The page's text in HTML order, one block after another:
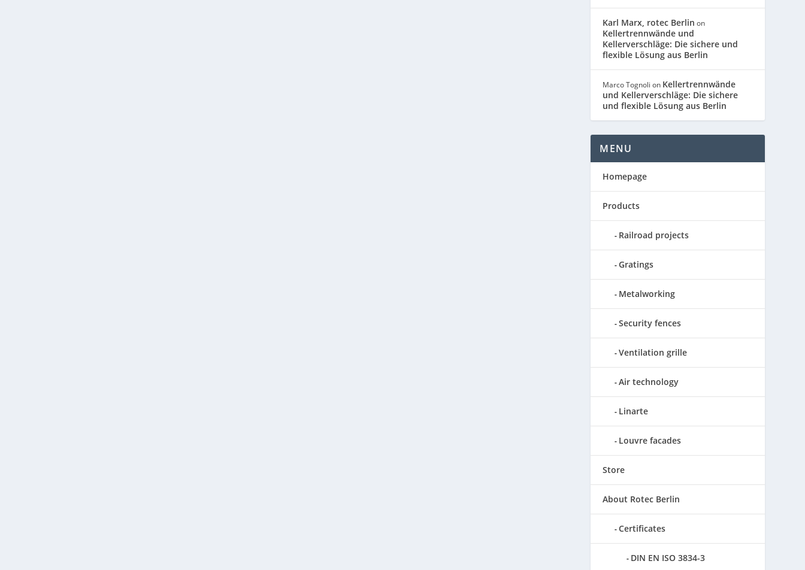
Karl Marx, rotec Berlin on
Kellertrennwände und
Kellerverschläge: Die sichere und
flexible Lösung aus Berlin
Marco Tognoli on Kellertrennwände
und Kellerverschläge: Die sichere
und flexible Lösung aus Berlin
MENU
Homepage
Products
Railroad projects
Gratings
Metalworking
Security fences
Ventilation grille
Air technology
Linarte
Louvre facades
Store
About Rotec Berlin
Certificates
DIN EN ISO 3834-3